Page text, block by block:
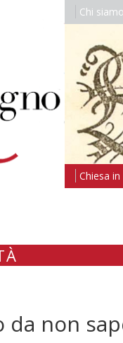
Chi siamo
Chiesa
non